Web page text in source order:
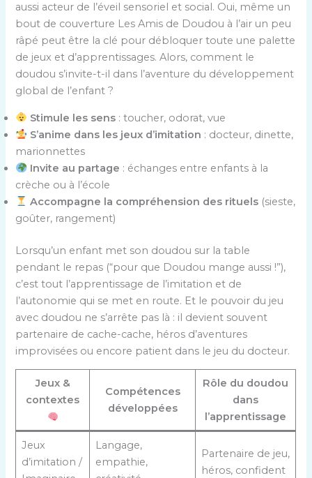
aussi acteur de l’éveil sensoriel et social. Oui, même un
bout de couverture Les Amis de Doudou à l’air un peu
râpé peut être la clé pour débloquer toute une palette
de jeux et d’apprentissages. Alors, comment le
doudou s’invite-t-il dans l’aventure du développement
global de l’enfant ?
Stimule les sens : toucher, odorat, vue
S’anime dans les jeux d’imitation : docteur, dinette,
marionnettes
Invite au partage : échanges entre enfants à la
crèche ou à l’école
Accompagne la compréhension des rituels (sieste,
goûter, rangement)
Lorsqu’un enfant met son doudou sur la table
pendant le repas (“pour que Doudou mange aussi !”),
c’est tout l’apprentissage de l’imitation et de
l’autonomie qui se met en route. Et le pouvoir du jeu
avec doudou ne s’arrête pas là : il devient souvent
partenaire de cache-cache, héros d’aventures
improvisées ou encore patient dans le jeu du docteur.
Jeux &
contextes
Compétences
développées
Rôle du doudou
dans
l’apprentissage
Jeux
d’imitation /
Langage,
empathie,
Partenaire de jeu,
héros, confident